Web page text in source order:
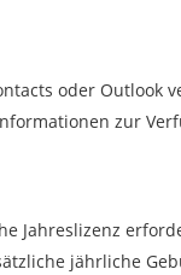
oder
zur
Jahreslizenz
jährliche